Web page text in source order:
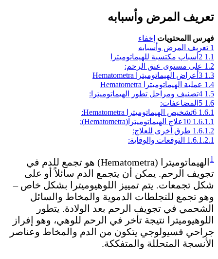
تعريف المرض وأسبابه
فهرس االمحتويات إخفاء
1 تعريف المرض وأسبابه
1.1 2أسباب مكتسبة للهيماتوميترا
1.2 على مستوى عنق الرحم:
1.3 3أعراض الهيماتوميترا Hematometra
1.4 عملية الهيماتوميترا Hematometra
1.5 4تصنيف ومراحل تطور الهيماتوميترا:
1.6 5المضاعفات:
1.6.1 6تشخيص الهيماتوميترا Hematometra:
1.6.1.1 10علاج الهيماتوميترا(Hematometra):
1.6.1.2 طرق أخرى للعلاج:
1.6.1.2.1 التوقعات والوقاية:
1
الهيماتوميترا (Hematometra) هو تجمع للدم في
تجويف الرحم. يمكن أن يتجمع الدم سائلاً أو على
شكل تجمعات. يتم تمييز اللوهيوميترا بشكل خاص –
وهو تجمع للتجلطات الدموية والمخاط والسائل
الشحمي في تجويف الرحم بعد الولادة. يتطور
اللوهيوميترا نتيجة تأخر في الرحم للوهي، وهو إفراز
جراحي فسيولوجي يتكون من الدم والمخاط وعناصر
الأنسجة المتحللة والمتفككة.